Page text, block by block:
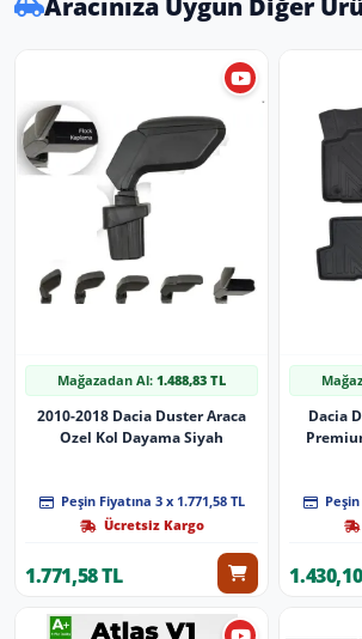
Aracınıza Uygun Diğer
Mağazadan Al:1.488,83 TL
2010-2018 Dacia Duster Araca
Ozel Kol Dayama Siyah
Peşin Fiyatına 3 x 1.771,58 TL
Ücretsiz Kargo
1.771,58 TL
Dacia